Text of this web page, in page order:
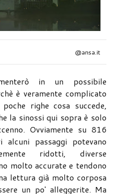
@ansa.it
in un possibile
è veramente complicato
righe cosa succede,
la sinossi qui sopra è solo
Ovviamente su 816
alcuni passaggi potevano
ridotti, diverse
molto accurate e tendono
lettura già molto corposa
un po' alleggerite. Ma